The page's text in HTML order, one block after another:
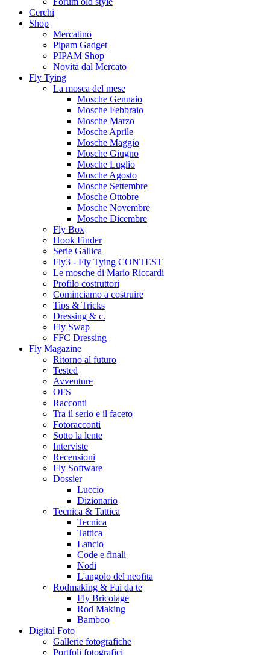
Cerchi
Shop
Mercatino
Pipam Gadget
PIPAM Shop
Novità dal Mercato
Fly Tying
La mosca del mese
Mosche Gennaio
Mosche Febbraio
Mosche Marzo
Mosche Aprile
Mosche Maggio
Mosche Giugno
Mosche Luglio
Mosche Agosto
Mosche Settembre
Mosche Ottobre
Mosche Novembre
Mosche Dicembre
Fly Box
Hook Finder
Serie Gallica
Fly3 - Fly Tying CONTEST
Le mosche di Mario Riccardi
Profilo costruttori
Cominciamo a costruire
Tips & Tricks
Dressing & c.
Fly Swap
FFC Dressing
Fly Magazine
Ritorno al futuro
Tested
Avventure
OFS
Racconti
Tra il serio e il faceto
Fotoracconti
Sotto la lente
Interviste
Recensioni
Fly Software
Dossier
Luccio
Dizionario
Tecnica & Tattica
Tecnica
Tattica
Lancio
Code e finali
Nodi
L'angolo del neofita
Rodmaking & Fai da te
Fly Bricolage
Rod Making
Bamboo
Digital Foto
Gallerie fotografiche
Portfoli fotografici